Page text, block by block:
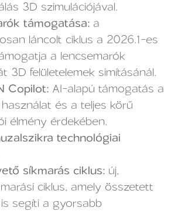
3D szimulációjával.
támogatása: a
láncolt ciklus a 2026.1-es
a lencsemarók
3D felületelemek simításánál.
Copilot: AI-alapú támogatás a
és a teljes körű
élmény érdekében.
technológiai
síkmarás ciklus: új,
ciklus, amely összetett
segíti a gyorsabb